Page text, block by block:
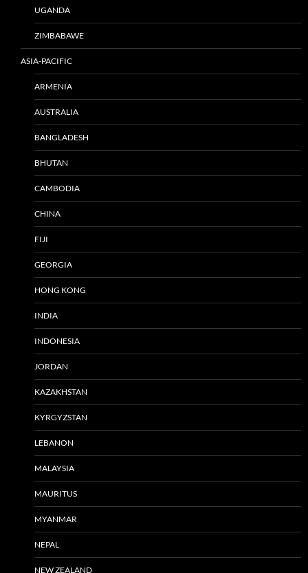
UGANDA
ZIMBABAWE
ASIA-PACIFIC
ARMENIA
AUSTRALIA
BANGLADESH
BHUTAN
CAMBODIA
CHINA
FIJI
GEORGIA
HONG KONG
INDIA
INDONESIA
JORDAN
KAZAKHSTAN
KYRGYZSTAN
LEBANON
MALAYSIA
MAURITUS
MYANMAR
NEPAL
NEW ZEALAND